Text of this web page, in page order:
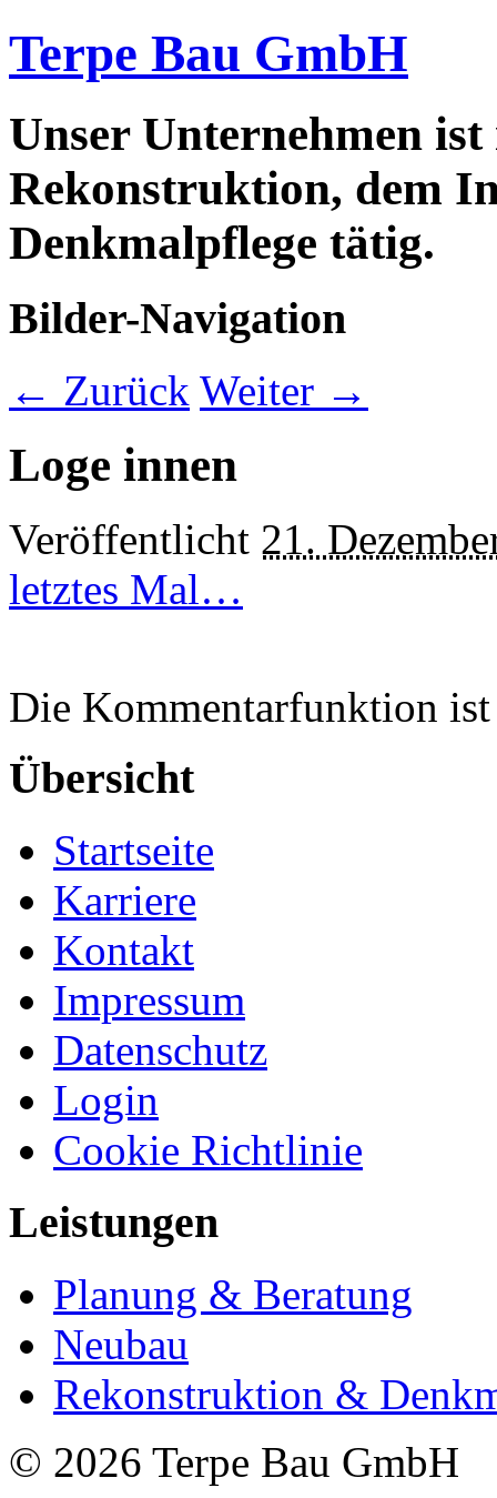
Terpe Bau GmbH
Unser Unternehmen
Rekonstruktion, dem
Denkmalpflege tätig.
Bilder-Navigation
← Zurück Weiter →
Loge innen
Veröffentlicht 21.
letztes Mal…
Die Kommentarfunktion ist
Übersicht
Startseite
Karriere
Kontakt
Impressum
Datenschutz
Login
Cookie Richtlinie
Leistungen
Planung & Beratung
Neubau
Rekonstruktion &
© 2026 Terpe Bau GmbH